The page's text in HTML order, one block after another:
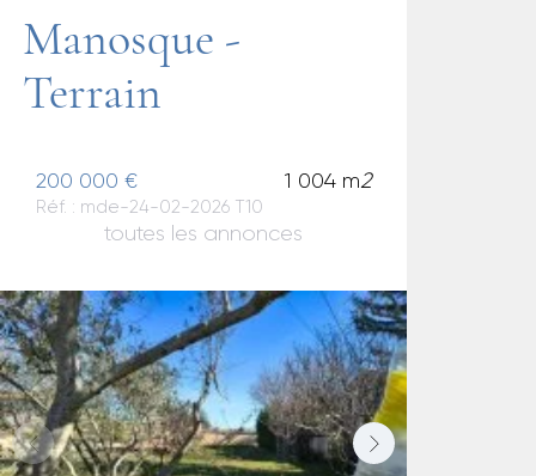
Manosque -
Terrain
200 000 € 1 004 m2
Réf. : mde-24-02-2026 T10
toutes les annonces